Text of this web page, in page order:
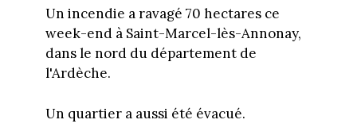
Un incendie a ravagé 70 hectares ce
week-end à Saint-Marcel-lès-Annonay,
dans le nord du département de
l'Ardèche.
Un quartier a aussi été évacué.